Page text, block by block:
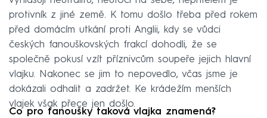
protivník z jiné země. K tomu došlo třeba před rokem
před domácím utkání proti Anglii, kdy se vůdci
českých fanouškovských frakcí dohodli, že se
společně pokusí vzít příznivcům soupeře jejich hlavní
vlajku. Nakonec se jim to nepovedlo, včas jsme je
dokázali odhalit a zadržet. Ke krádežím menších
vlajek však přece jen došlo.
Co pro fanoušky taková vlajka znamená?